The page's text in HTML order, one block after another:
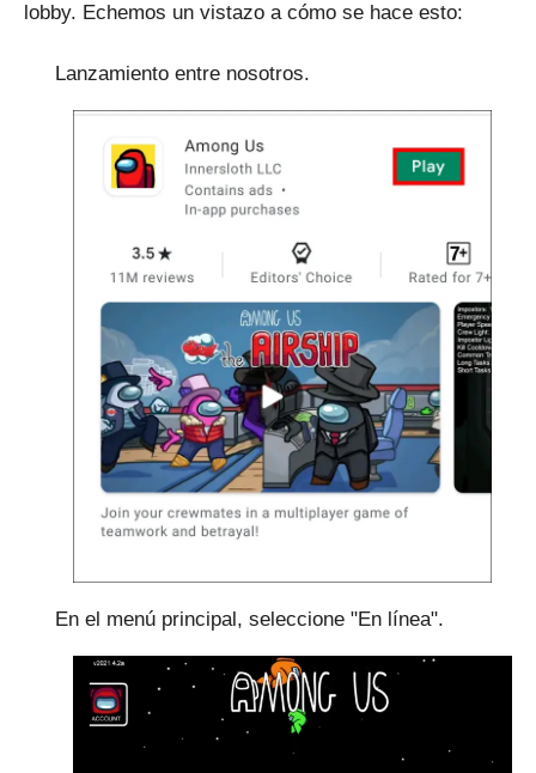
lobby. Echemos un vistazo a cómo se hace esto:
Lanzamiento entre nosotros.
En el menú principal, seleccione "En línea".